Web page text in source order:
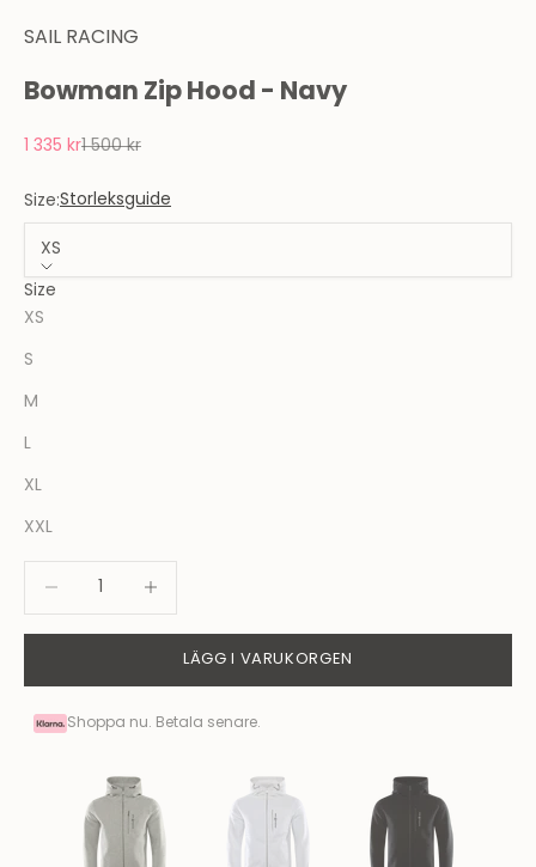
SAIL RACING
Bowman Zip Hood - Navy
REA-pris
1 335 krPris
1 500 kr
Size:Storleksguide
XS
Size
XS
S
M
L
XL
XXL
LÄGG I VARUKORGEN
Shoppa nu. Betala senare.